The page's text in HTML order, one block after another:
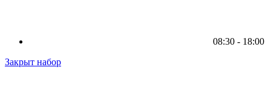
08:30 - 18:00
Закрыт набор